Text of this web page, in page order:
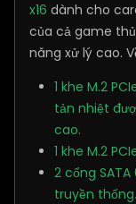
x16 dành cho
của cả game
năng xử lý cao.
1 khe M.2
tản nhiệt
cao.
1 khe M.2
2 cổng
truyền thống.